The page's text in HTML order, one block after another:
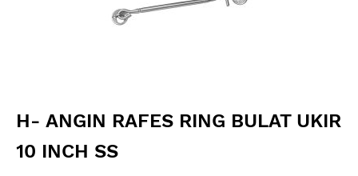
H- ANGIN RAFES RING BULAT UKIR
10 INCH SS